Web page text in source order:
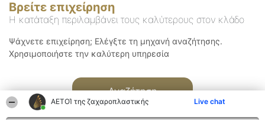
ΑΕΤΟΊ της ζαχαροπλαστικής Live chat
Βρείτε επιχείρηση
Η κατάταξη περιλαμβάνει τους καλύτερους στον κλάδο
Ψάχνετε επιχείρηση; Ελέγξτε τη μηχανή αναζήτησης.
Χρησιμοποιήστε την καλύτερη υπηρεσία
Αναζήτηση